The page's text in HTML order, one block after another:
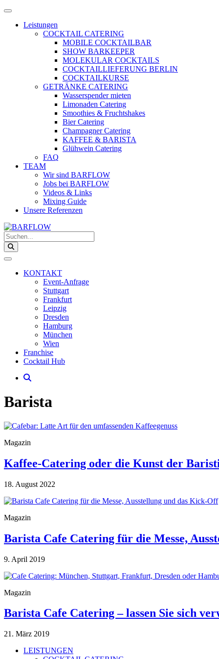
Zum
springen
Menü
öffnenLeistungen
COCKTAIL CATERING
MOBILE COCKTAILBAR
SHOW BARKEEPER
MOLEKULAR COCKTAILS
COCKTAILLIEFERUNG BERLIN
COCKTAILKURSE
GETRÄNKE CATERING
Wasserspender mieten
Limonaden Catering
Smoothies & Fruchtshakes
Bier Catering
Champagner Catering
KAFFEE & BARISTA
Glühwein Catering
FAQ
TEAM
Wir sind BARFLOW
Jobs bei BARFLOW
Videos & Links
Mixing Guide
Unsere Referenzen
Suchen...
KONTAKT
Event-Anfrage
Stuttgart
Frankfurt
Leipzig
Dresden
Hamburg
München
Wien
Franchise
Cocktail Hub
Barista
Magazin
Kaffee-Catering oder die Kunst der
18. August 2022
Magazin
Barista Cafe Catering für die Messe,
9. April 2019
Magazin
Barista Cafe Catering – lassen Sie sich
21. März 2019
LEISTUNGEN